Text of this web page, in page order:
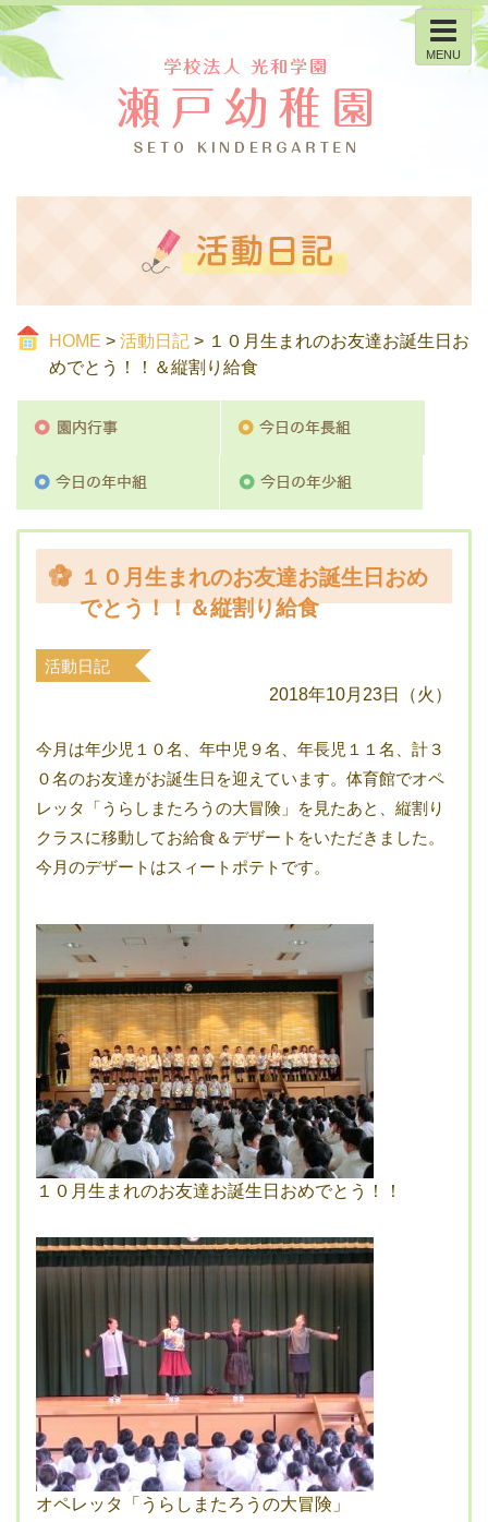
MENU
HOME > 活動日記 > １０月生まれのお友達お誕生日お
めでとう！！＆縦割り給食
１０月生まれのお友達お誕生日おめ
でとう！！＆縦割り給食
活動日記
2018年10月23日（火）
今月は年少児１０名、年中児９名、年長児１１名、計３
０名のお友達がお誕生日を迎えています。体育館でオペ
レッタ「うらしまたろうの大冒険」を見たあと、縦割り
クラスに移動してお給食＆デザートをいただきました。
今月のデザートはスィートポテトです。
１０月生まれのお友達お誕生日おめでとう！！
オペレッタ「うらしまたろうの大冒険」